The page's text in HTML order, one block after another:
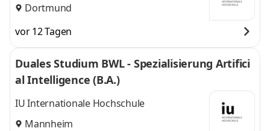
Dortmund
vor 12 Tagen
Duales Studium BWL - Spezialisierung Artifici
al Intelligence (B.A.)
IU Internationale Hochschule
Mannheim